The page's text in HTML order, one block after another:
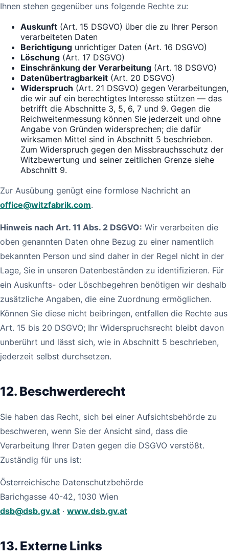
Ihnen stehen gegenüber uns folgende Rechte zu:
Auskunft (Art. 15 DSGVO) über die zu Ihrer Person
verarbeiteten Daten
Berichtigung unrichtiger Daten (Art. 16 DSGVO)
Löschung (Art. 17 DSGVO)
Einschränkung der Verarbeitung (Art. 18 DSGVO)
Datenübertragbarkeit (Art. 20 DSGVO)
Widerspruch (Art. 21 DSGVO) gegen Verarbeitungen,
die wir auf ein berechtigtes Interesse stützen — das
betrifft die Abschnitte 3, 5, 6, 7 und 9. Gegen die
Reichweitenmessung können Sie jederzeit und ohne
Angabe von Gründen widersprechen; die dafür
wirksamen Mittel sind in Abschnitt 5 beschrieben.
Zum Widerspruch gegen den Missbrauchsschutz der
Witzbewertung und seiner zeitlichen Grenze siehe
Abschnitt 9.
Zur Ausübung genügt eine formlose Nachricht an
office@witzfabrik.com.
Hinweis nach Art. 11 Abs. 2 DSGVO: Wir verarbeiten die
oben genannten Daten ohne Bezug zu einer namentlich
bekannten Person und sind daher in der Regel nicht in der
Lage, Sie in unseren Datenbeständen zu identifizieren. Für
ein Auskunfts- oder Löschbegehren benötigen wir deshalb
zusätzliche Angaben, die eine Zuordnung ermöglichen.
Können Sie diese nicht beibringen, entfallen die Rechte aus
Art. 15 bis 20 DSGVO; Ihr Widerspruchsrecht bleibt davon
unberührt und lässt sich, wie in Abschnitt 5 beschrieben,
jederzeit selbst durchsetzen.
12. Beschwerderecht
Sie haben das Recht, sich bei einer Aufsichtsbehörde zu
beschweren, wenn Sie der Ansicht sind, dass die
Verarbeitung Ihrer Daten gegen die DSGVO verstößt.
Zuständig für uns ist:
Österreichische Datenschutzbehörde
Barichgasse 40-42, 1030 Wien
dsb@dsb.gv.at · www.dsb.gv.at
13. Externe Links